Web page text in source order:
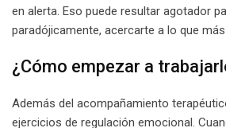
en alerta. Eso puede resultar agotador
paradójicamente, acercarte a lo que
¿Cómo empezar a
Además del acompañamiento
ejercicios de regulación emocional.